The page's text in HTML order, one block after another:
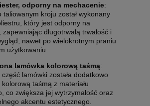
odporny na mechacenie:
taliowanym kroju został wykonany
który jest odporny na
długotrwałą trwałość i
nawet po wielokrotnym praniu
użytkowaniu.
lamówka kolorową taśmą:
lamówki została dodatkowo
taśmą z materiału
co zwiększa jej wytrzymałość oraz
akcentu estetycznego.